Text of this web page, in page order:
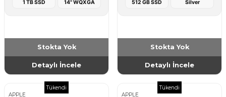
1 TB SSD 14" WQXGA
Stokta Yok
Detaylı İncele
512 GB SSD Silver
Stokta Yok
Detaylı İncele
Tükendi
APPLE
Tükendi
APPLE